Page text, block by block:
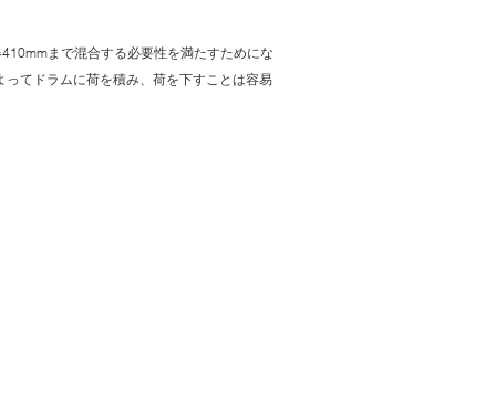
まで混合する必要性を満たすためにな
てドラムに荷を積み、荷を下すことは容易